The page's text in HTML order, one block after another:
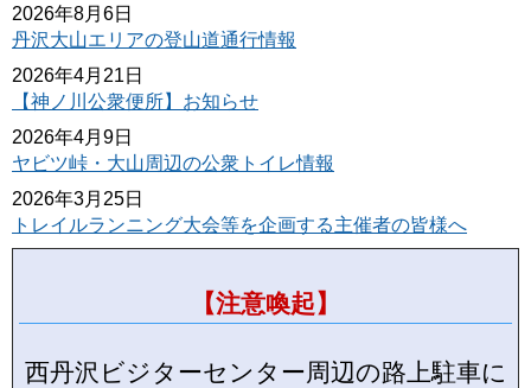
2026年8月6日
丹沢大山エリアの登山道通行情報
2026年4月21日
【神ノ川公衆便所】お知らせ
2026年4月9日
ヤビツ峠・大山周辺の公衆トイレ情報
2026年3月25日
トレイルランニング大会等を企画する主催者の皆様へ
【注意喚起】
西丹沢ビジターセンター周辺の路上駐車に